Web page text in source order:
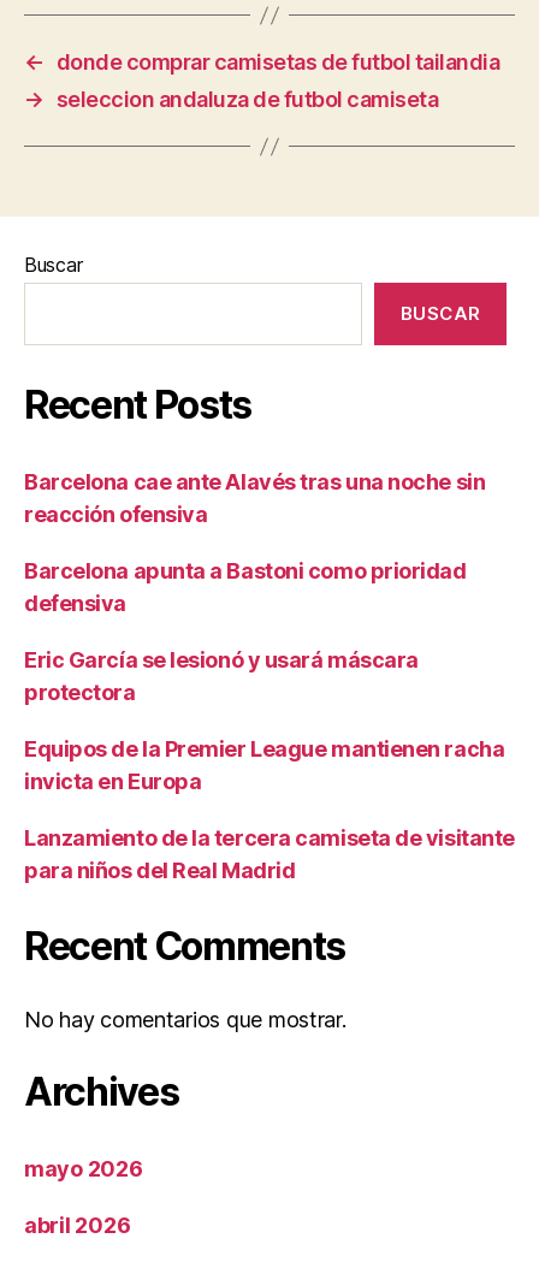
←
donde comprar camisetas de futbol tailandia
→
seleccion andaluza de futbol camiseta
Buscar
BUSCAR
Recent Posts
Barcelona cae ante Alavés tras una noche sin
reacción ofensiva
Barcelona apunta a Bastoni como prioridad
defensiva
Eric García se lesionó y usará máscara
protectora
Equipos de la Premier League mantienen racha
invicta en Europa
Lanzamiento de la tercera camiseta de visitante
para niños del Real Madrid
Recent Comments
No hay comentarios que mostrar.
Archives
mayo 2026
abril 2026